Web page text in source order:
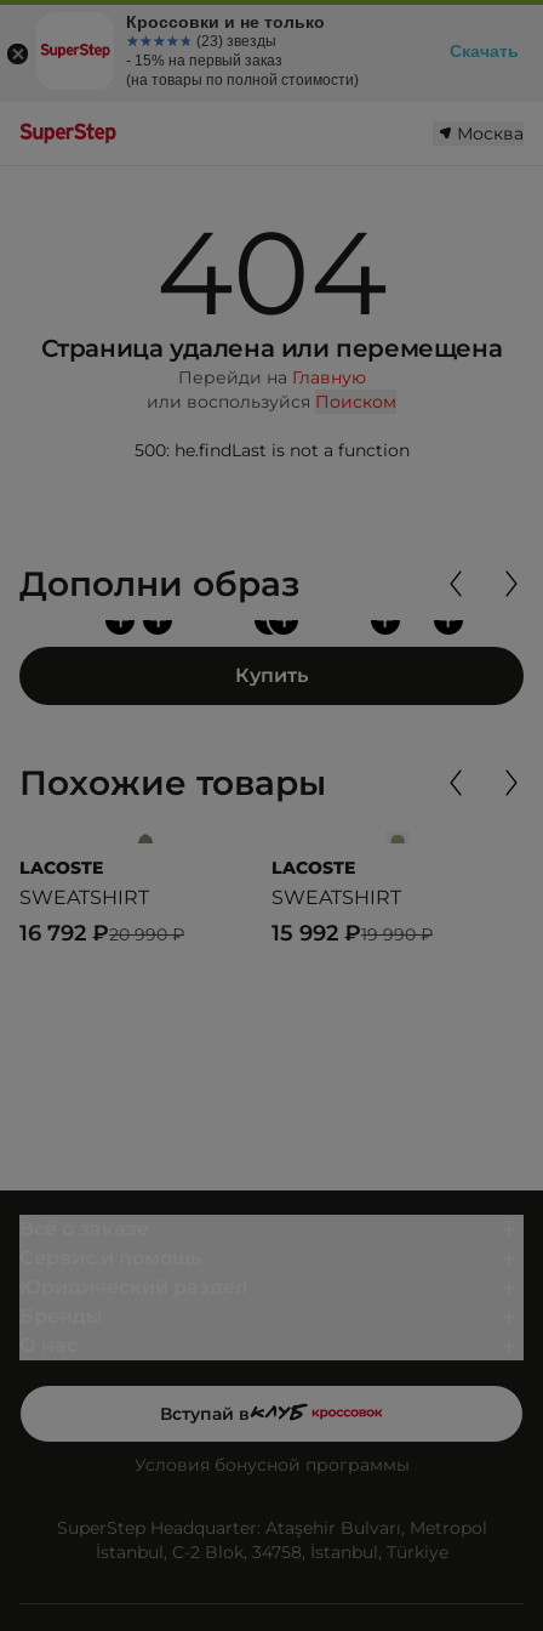
Москва
404
Страница удалена или перемещена
Перейди на Главную
или воспользуйся Поиском
500: he.findLast is not a function
Дополни образ
+
+
+ + +
+
Купить
Похожие товары
LACOSTE
SWEATSHIRT
20 990 ₽
16 792 ₽
LACOSTE
SWEATSHIRT
19 990 ₽
15 992 ₽
Вступай в
Условия бонусной программы
SuperStep Headquarter: Ataşehir Bulvarı, Metropol
İstanbul, C-2 Blok, 34758, İstanbul, Türkiye
Кроссовки и не только
☆☆☆☆☆
★★★★★ (23) звезды
- 15% на первый заказ
(на товары по полной стоимости)
Скачать